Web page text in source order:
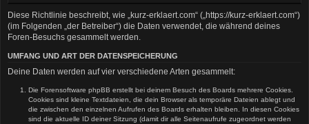
Diese Richtlinie beschreibt, wie „kurz-erklaert.com“ („https://kurz-erklaert.com“)
(im Folgenden „der Betreiber“) die Daten verwendet, die während deines
Foren-Besuchs gesammelt werden.
UMFANG UND ART DER DATENSPEICHERUNG
Deine Daten werden auf vier verschiedene Arten gesammelt:
Die Forensoftware phpBB erstellt bei deinem Besuch des Boards mehrere Cookies.
Cookies sind kleine Textdateien, die dein Browser als temporäre Dateien ablegt und
die zwischen den einzelnen Aufrufen des Boards erhalten bleiben. In diesen Cookies
sind die aktuelle ID deiner Sitzung (damit dir alle Seitenaufrufe zugeordnet werden